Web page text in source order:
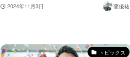
2024年11月3日 蒲優祐
トピックス